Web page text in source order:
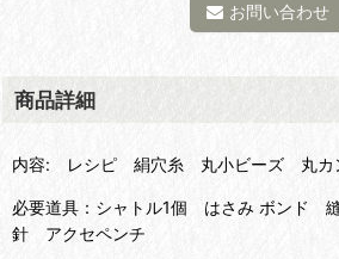
お問い合わせ
商品詳細
内容: レシピ 絹穴糸 丸小ビーズ 丸カ
必要道具：シャトル1個 はさみ ボンド
針 アクセペンチ